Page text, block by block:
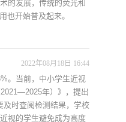
的发展，传统的荧光和
也开始普及起来。
2022年08月18日 16:44
。当前，中小学生近视
年）》，提出
及时查阅检测结果，学校
视的学生避免成为高度